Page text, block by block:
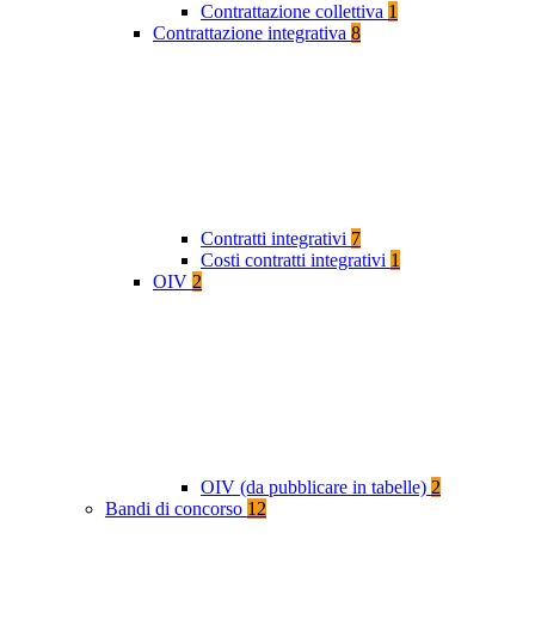
Contrattazione collettiva 1
Contrattazione integrativa 8
Contratti integrativi 7
Costi contratti integrativi 1
OIV 2
OIV (da pubblicare in tabelle) 2
Bandi di concorso 12